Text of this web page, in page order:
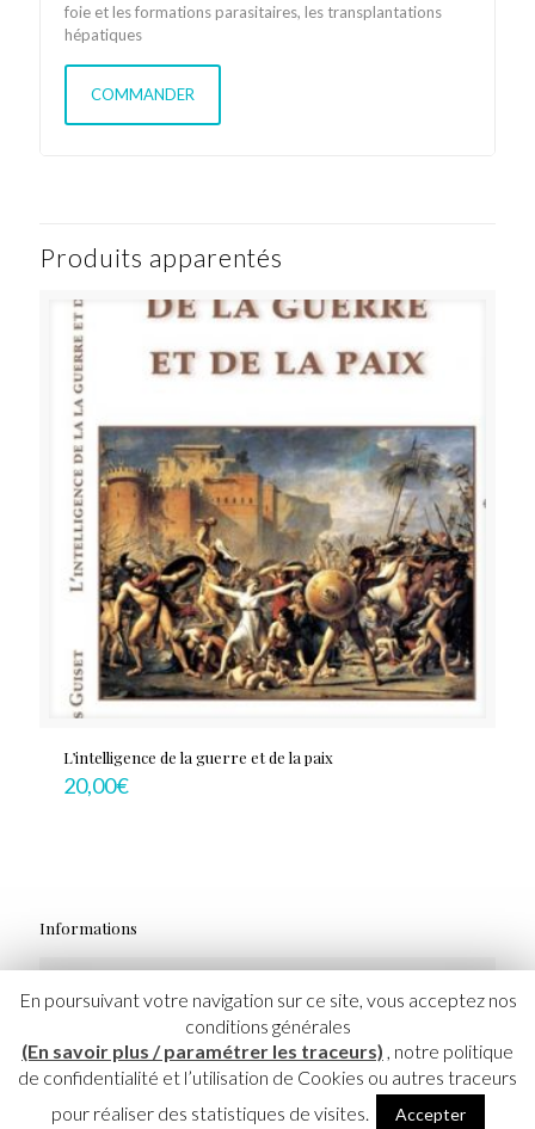
foie et les formations parasitaires, les transplantations
hépatiques
COMMANDER
Produits apparentés
L’intelligence de la guerre et de la paix
20,00€
Informations
En poursuivant votre navigation sur ce site, vous acceptez nos
conditions générales
(En savoir plus / paramétrer les traceurs) , notre politique
de confidentialité et l’utilisation de Cookies ou autres traceurs
pour réaliser des statistiques de visites.
Accepter